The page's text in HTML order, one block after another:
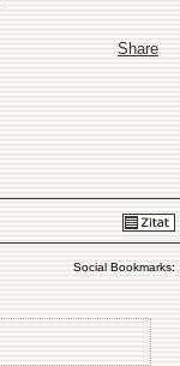
Share
Social Bookmarks: